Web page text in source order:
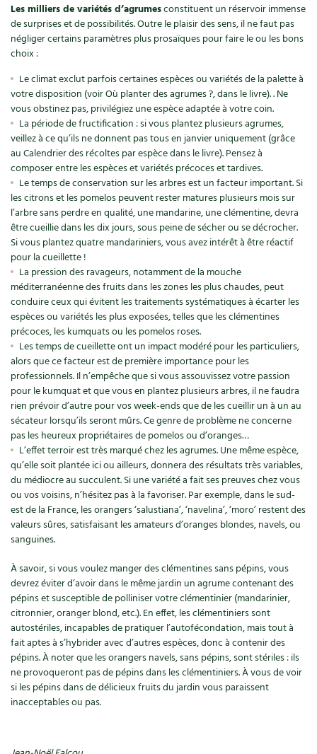
Secrets d’abonné
Tous au jardin ! avec Pascal
La vie secrète du jardin
BD : La folle histoire des plantes
Les milliers de variétés d’agrumesconstituent un réservoir immense
de surprises et de possibilités. Outre le plaisir des sens, il ne faut pas
négliger certains paramètres plus prosaïques pour faire le ou les bons
choix :
Le climat exclut parfois certaines espèces ou variétés de la palette à
votre disposition (voir Où planter des agrumes ?, dans le livre). . Ne
vous obstinez pas, privilégiez une espèce adaptée à votre coin.
La période de fructification : si vous plantez plusieurs agrumes,
veillez à ce qu’ils ne donnent pas tous en janvier uniquement (grâce
au Calendrier des récoltes par espèce dans le livre). Pensez à
composer entre les espèces et variétés précoces et tardives.
Le temps de conservation sur les arbres est un facteur important. Si
les citrons et les pomelos peuvent rester matures plusieurs mois sur
l’arbre sans perdre en qualité, une mandarine, une clémentine, devra
être cueillie dans les dix jours, sous peine de sécher ou se décrocher.
Si vous plantez quatre mandariniers, vous avez intérêt à être réactif
pour la cueillette !
La pression des ravageurs, notamment de la mouche
méditerranéenne des fruits dans les zones les plus chaudes, peut
conduire ceux qui évitent les traitements systématiques à écarter les
espèces ou variétés les plus exposées, telles que les clémentines
précoces, les kumquats ou les pomelos roses.
Les temps de cueillette ont un impact modéré pour les particuliers,
alors que ce facteur est de première importance pour les
professionnels. Il n’empêche que si vous assouvissez votre passion
pour le kumquat et que vous en plantez plusieurs arbres, il ne faudra
rien prévoir d’autre pour vos week-ends que de les cueillir un à un au
sécateur lorsqu’ils seront mûrs. Ce genre de problème ne concerne
pas les heureux propriétaires de pomelos ou d’oranges…
L’effet terroir est très marqué chez les agrumes. Une même espèce,
qu’elle soit plantée ici ou ailleurs, donnera des résultats très variables,
du médiocre au succulent. Si une variété a fait ses preuves chez vous
ou vos voisins, n’hésitez pas à la favoriser. Par exemple, dans le sud-
est de la France, les orangers ‘salustiana’, ‘navelina’, ‘moro’ restent des
valeurs sûres, satisfaisant les amateurs d’oranges blondes, navels, ou
sanguines.
À savoir, si vous voulez manger des clémentines sans pépins, vous
devrez éviter d’avoir dans le même jardin un agrume contenant des
pépins et susceptible de polliniser votre clémentinier (mandarinier,
citronnier, oranger blond, etc.). En effet, les clémentiniers sont
autostériles, incapables de pratiquer l’autofécondation, mais tout à
fait aptes à s’hybrider avec d’autres espèces, donc à contenir des
pépins. À noter que les orangers navels, sans pépins, sont stériles : ils
ne provoqueront pas de pépins dans les clémentiniers. À vous de voir
si les pépins dans de délicieux fruits du jardin vous paraissent
inacceptables ou pas.